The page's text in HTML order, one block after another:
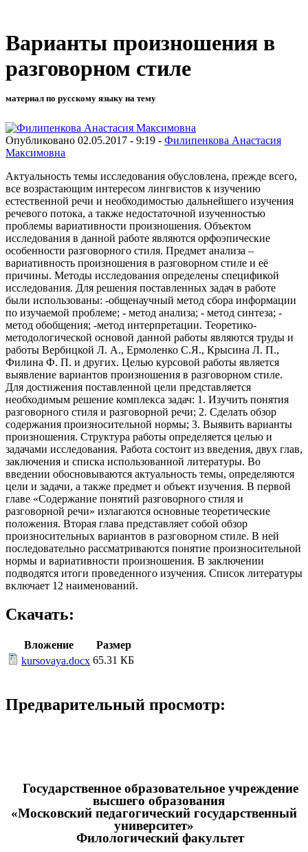
Варианты произношения в
разговорном стиле
материал по русскому языку на тему
Опубликовано 02.05.2017 - 9:19 - Филипенкова Анастасия
Максимовна
Актуальность темы исследования обусловлена, прежде всего,
все возрастающим интересом лингвистов к изучению
естественной речи и необходимостью дальнейшего изучения
речевого потока, а также недостаточной изученностью
проблемы вариативности произношения. Объектом
исследования в данной работе являются орфоэпические
особенности разговорного стиля. Предмет анализа –
вариативность произношения в разговорном стиле и её
причины. Методы исследования определены спецификой
исследования. Для решения поставленных задач в работе
были использованы: -общенаучный метод сбора информации
по изучаемой проблеме; - метод анализа; - метод синтеза; -
метод обобщения; -метод интерпретации. Теоретико-
методологической основой данной работы являются труды и
работы Вербицкой Л. А., Ермоленко С.Я., Крысина Л. П.,
Филина Ф. П. и других. Целью курсовой работы является
выявление вариантов произношения в разговорном стиле.
Для достижения поставленной цели представляется
необходимым решение комплекса задач: 1. Изучить понятия
разговорного стиля и разговорной речи; 2. Сделать обзор
содержания произносительной нормы; 3. Выявить варианты
произношения. Структура работы определяется целью и
задачами исследования. Работа состоит из введения, двух глав,
заключения и списка использованной литературы. Во
введении обосновываются актуальность темы, определяются
цели и задачи, а также предмет и объект изучения. В первой
главе «Содержание понятий разговорного стиля и
разговорной речи» излагаются основные теоретические
положения. Вторая глава представляет собой обзор
произносительных вариантов в разговорном стиле. В ней
последовательно рассматриваются понятие произносительной
нормы и вариативности произношения. В заключении
подводятся итоги проведенного изучения. Список литературы
включает 12 наименований.
Скачать:
Вложение
Размер
kursovaya.docx 65.31 КБ
Предварительный просмотр:
Государственное образовательное учреждение
высшего образования
«Московский педагогический государственный
университет»
Филологический факультет